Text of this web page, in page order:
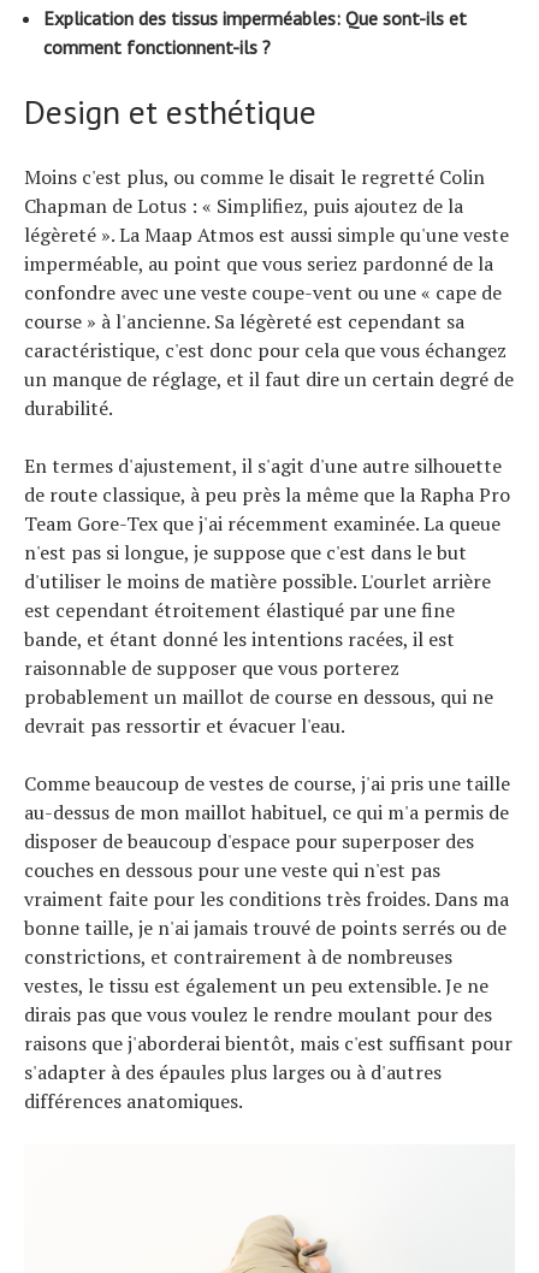
Explication des tissus imperméables: Que sont-ils et
comment fonctionnent-ils ?
Design et esthétique
Moins c'est plus, ou comme le disait le regretté Colin
Chapman de Lotus : « Simplifiez, puis ajoutez de la
légèreté ». La Maap Atmos est aussi simple qu'une veste
imperméable, au point que vous seriez pardonné de la
confondre avec une veste coupe-vent ou une « cape de
course » à l'ancienne. Sa légèreté est cependant sa
caractéristique, c'est donc pour cela que vous échangez
un manque de réglage, et il faut dire un certain degré de
durabilité.
En termes d'ajustement, il s'agit d'une autre silhouette
de route classique, à peu près la même que la Rapha Pro
Team Gore-Tex que j'ai récemment examinée. La queue
n'est pas si longue, je suppose que c'est dans le but
d'utiliser le moins de matière possible. L'ourlet arrière
est cependant étroitement élastiqué par une fine
bande, et étant donné les intentions racées, il est
raisonnable de supposer que vous porterez
probablement un maillot de course en dessous, qui ne
devrait pas ressortir et évacuer l'eau.
Comme beaucoup de vestes de course, j'ai pris une taille
au-dessus de mon maillot habituel, ce qui m'a permis de
disposer de beaucoup d'espace pour superposer des
couches en dessous pour une veste qui n'est pas
vraiment faite pour les conditions très froides. Dans ma
bonne taille, je n'ai jamais trouvé de points serrés ou de
constrictions, et contrairement à de nombreuses
vestes, le tissu est également un peu extensible. Je ne
dirais pas que vous voulez le rendre moulant pour des
raisons que j'aborderai bientôt, mais c'est suffisant pour
s'adapter à des épaules plus larges ou à d'autres
différences anatomiques.
Actualités
Technologies
Tests de produits
Conseils
Tendances